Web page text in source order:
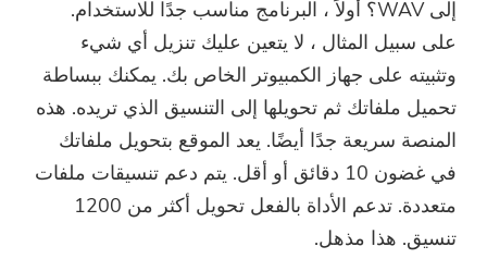
إلى WAV؟ أولاً ، البرنامج مناسب جدًا للاستخدام.
على سبيل المثال ، لا يتعين عليك تنزيل أي شيء
وتثبيته على جهاز الكمبيوتر الخاص بك. يمكنك ببساطة
تحميل ملفاتك ثم تحويلها إلى التنسيق الذي تريده. هذه
المنصة سريعة جدًا أيضًا. يعد الموقع بتحويل ملفاتك
في غضون 10 دقائق أو أقل. يتم دعم تنسيقات ملفات
متعددة. تدعم الأداة بالفعل تحويل أكثر من 1200
تنسيق. هذا مذهل.
إلا على جهاز Mac. يمكنك إدخال
عنوان بريدك الإلكتروني للحصول
على رابط التنزيل ورمز القسيمة.
إذا كنت ترغب في شراء البرنامج ،
الرجاء النقر فوق متجر
الرجاء إدخال عنوان بريد إلكتروني صالح.